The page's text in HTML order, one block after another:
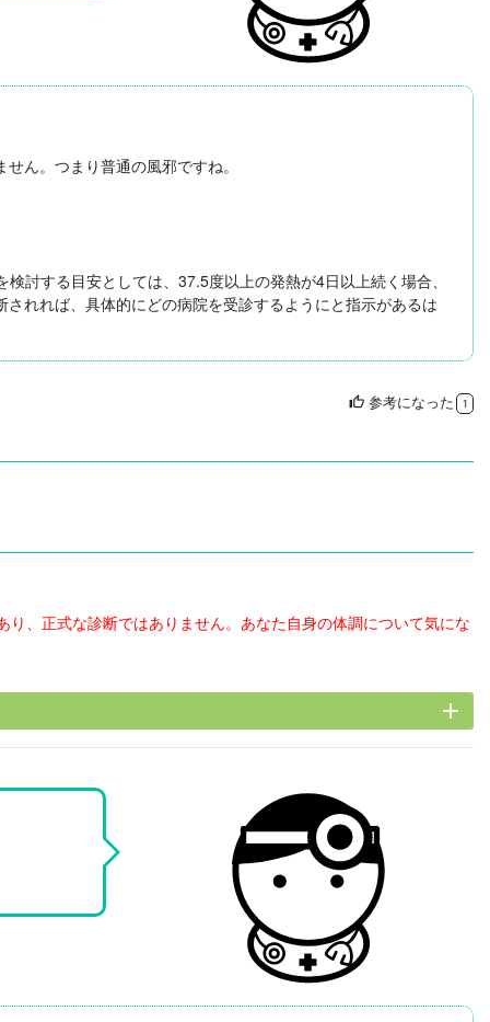
ん。つまり普通の風邪ですね。
討する目安としては、37.5度以上の発熱が4日以上続く場合、
れれば、具体的にどの病院を受診するようにと指示があるは
thumb_up 参考になった 1
、正式な診断ではありません。あなた自身の体調について気にな
add